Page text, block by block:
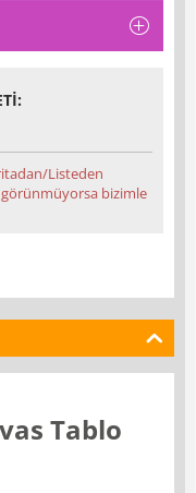
Listeden
bizimle
Tablo